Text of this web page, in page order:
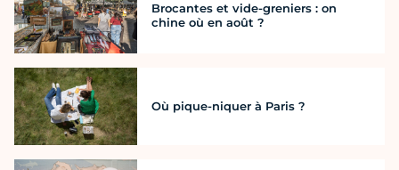
Brocantes et vide-greniers : on
chine où en août ?
Où pique-niquer à Paris ?